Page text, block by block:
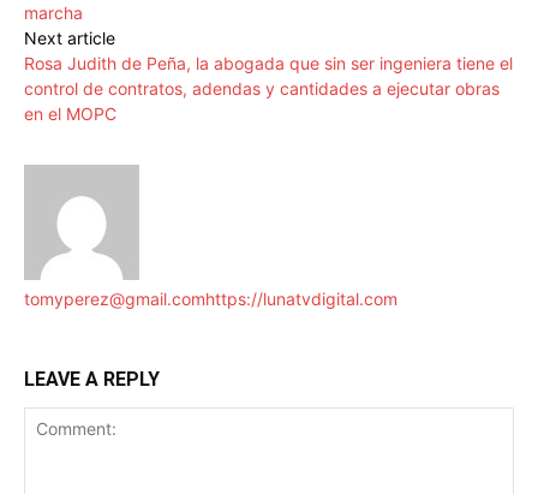
marcha
Next article
Rosa Judith de Peña, la abogada que sin ser ingeniera tiene el
control de contratos, adendas y cantidades a ejecutar obras
en el MOPC
tomyperez@gmail.comhttps://lunatvdigital.com
LEAVE A REPLY